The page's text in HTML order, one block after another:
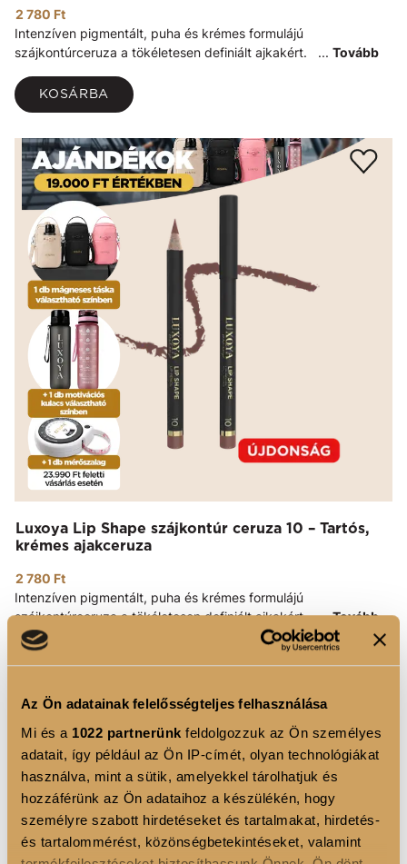
Az Ön adatainak felelősségteljes felhasználása
Mi és a 1022 partnerünk feldolgozzuk az Ön személyes
adatait, így például az Ön IP-címét, olyan technológiákat
használva, mint a sütik, amelyekkel tárolhatjuk és
hozzáférünk az Ön adataihoz a készülékén, hogy
személyre szabott hirdetéseket és tartalmakat, hirdetés-
és tartalommérést, közönségbetekintéseket, valamint
2 780 Ft
Intenzíven pigmentált, puha és krémes formulájú
szájkontúrceruza a tökéletesen definiált ajkakért. ... Tovább
KOSÁRBA
Luxoya Lip Shape szájkontúr ceruza 10 – Tartós,
krémes ajakceruza
2 780 Ft
Intenzíven pigmentált, puha és krémes formulájú
szájkontúrceruza a tökéletesen definiált ajkakért. ...Tovább